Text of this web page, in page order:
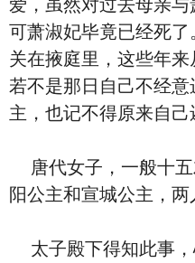
爱，虽然对过去母亲与
可萧淑妃毕竟已经死
关在掖庭里，这些年
若不是那日自己不经
主，也记不得原来自己
唐代女子，一般十五
阳公主和宣城公主，两
太子殿下得知此事，